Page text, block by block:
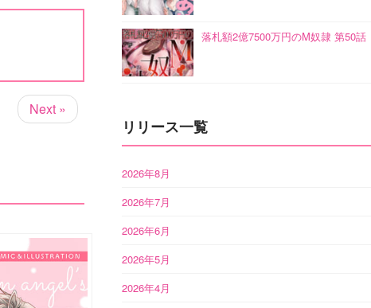
Next »
落札額2億7500万円のM奴隷 第50話
リリース一覧
2026年8月
2026年7月
2026年6月
2026年5月
2026年4月